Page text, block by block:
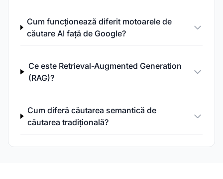
Cum funcționează diferit motoarele de
căutare AI față de Google?
Ce este Retrieval-Augmented Generation
(RAG)?
Cum diferă căutarea semantică de
căutarea tradițională?